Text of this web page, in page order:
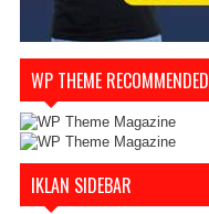
WP THEME RECOMMENDED
IKLAN SIDEBAR